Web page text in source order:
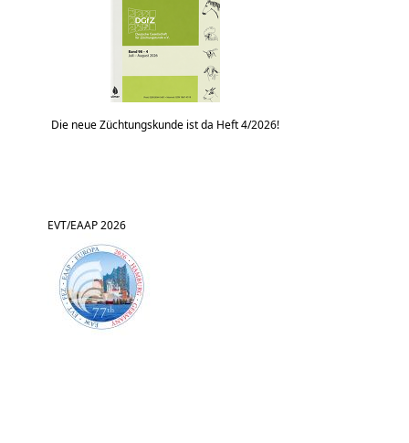
Die neue Züchtungskunde ist da Heft 4/2026!
EVT/EAAP 2026